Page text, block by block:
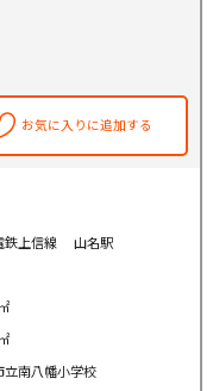
お気に入りに追加する
鉄上信線 山名駅
立南八幡小学校